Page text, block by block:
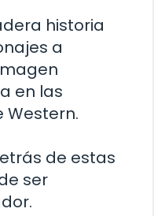
historia
a
en las
Western.
de estas
ser